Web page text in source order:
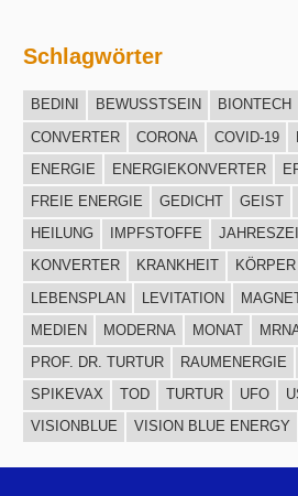
Schlagwörter
BEDINI BEWUSSTSEIN BIONTECH
CONVERTER
CORONA COVID-19
ENERGIE
ENERGIEKONVERTER
FREIE ENERGIE
GEDICHT GEIST
HEILUNG
IMPFSTOFFE
KONVERTER
KRANKHEIT KÖRPER
LEBENSPLAN
LEVITATION
MEDIEN
MODERNA MONAT
PROF. DR. TURTUR
RAUMENERGIE
SPIKEVAX
TOD TURTUR UFO
VISIONBLUE
VISION BLUE ENERGY